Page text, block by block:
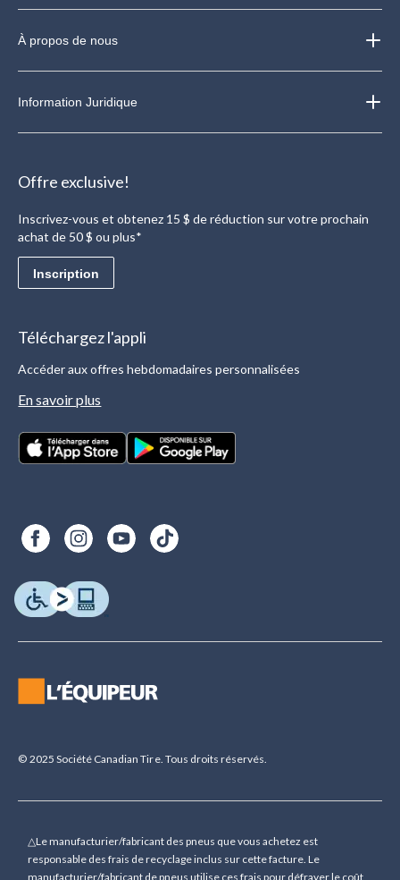
À propos de nous
Information Juridique
Offre exclusive!
Inscrivez-vous et obtenez 15 $ de réduction sur votre prochain
achat de 50 $ ou plus*
Inscription
Téléchargez l'appli
Accéder aux offres hebdomadaires personnalisées
En savoir plus
© 2025 Société Canadian Tire. Tous droits réservés.
△Le manufacturier/fabricant des pneus que vous achetez est
responsable des frais de recyclage inclus sur cette facture. Le
manufacturier/fabricant de pneus utilise ces frais pour défrayer le coût